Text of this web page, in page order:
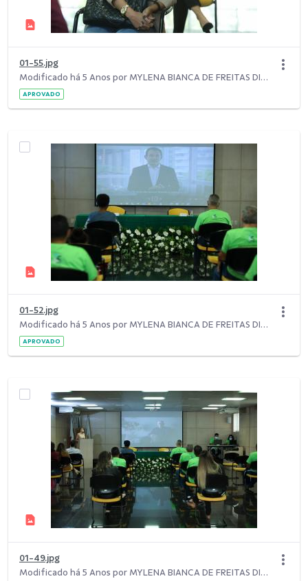
01-55.jpg
Modificado há 5 Anos por MYLENA BIANCA DE FREITAS DIAS.
APROVADO
01-52.jpg
Modificado há 5 Anos por MYLENA BIANCA DE FREITAS DIAS.
APROVADO
01-49.jpg
Modificado há 5 Anos por MYLENA BIANCA DE FREITAS DIAS.